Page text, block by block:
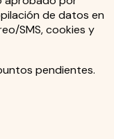
de datos en
SMS, cookies y
pendientes.